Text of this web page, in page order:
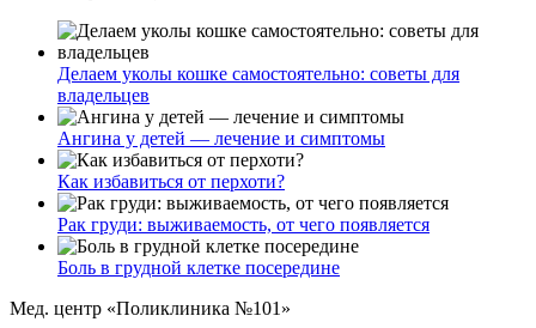
Делаем уколы кошке самостоятельно: советы для
владельцев
Ангина у детей — лечение и симптомы
Как избавиться от перхоти?
Рак груди: выживаемость, от чего появляется
Боль в грудной клетке посередине
Мед. центр «Поликлиника №101»